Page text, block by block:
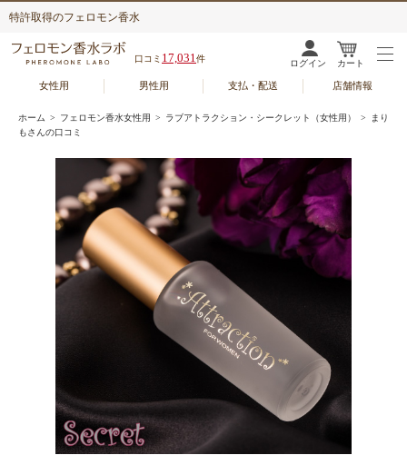
特許取得のフェロモン香水
口コミ 17,031件 ログイン カート
女性用 男性用 支払・配送 店舗情報
ホーム > フェロモン香水女性用 > ラブアトラクション・シークレット（女性用）
> まり
もさんの口コミ